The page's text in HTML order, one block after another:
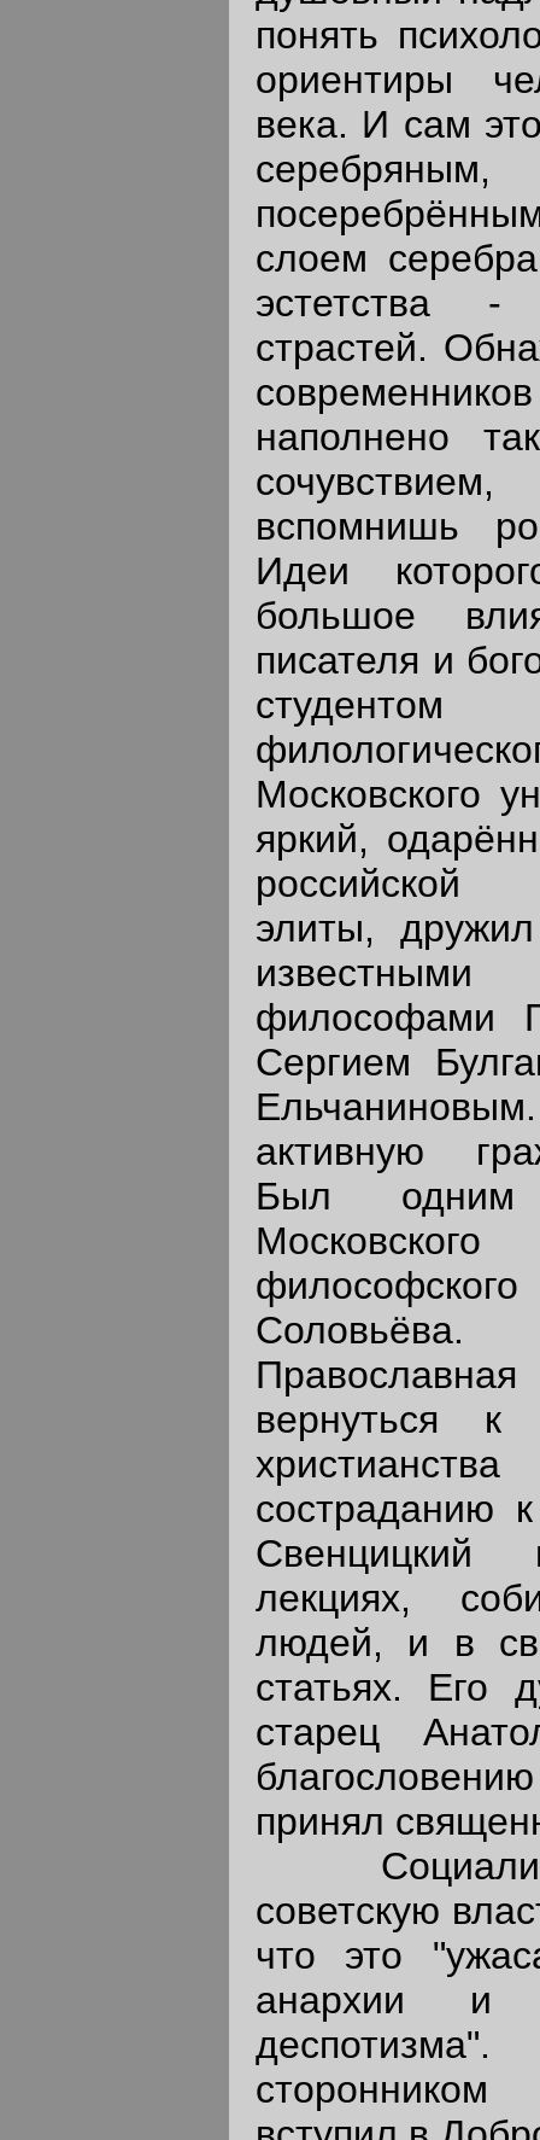
понять
ориентиры
века. И сам
слоем
эстетства
страстей.
наполнено
вспомнишь
Идеи
большое
писателя и
Московского
яркий,
российской
элиты,
философами
Сергием
активную
Был одним
вернуться к
состраданию
лекциях,
людей, и в
статьях. Его
старец
принял
советскую
что это
анархии и